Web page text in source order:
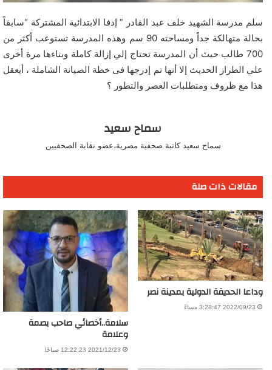
سلم مدرسة الشهيد خلف عبد القادر ” إدفا الابتدائية المشتركة “سابقاً
بحالة متهالكة جداً ومساحته 90 سم وهذه المدرسة تستوعب أكثر من
700 طالب حيث أن المدرسة تحتاج إلي إزالة كاملة وبناءها مرة أخرى
علي الطراز الحديث إلا أنها تم إدرجها فى خطة الصيانة الشاملة ، أيعقل
هذا مع ظروف ومتطلبات العصر والتطور ؟
سماح سعيد
سماح سعيد كاتبة صحفية مصرية،عضو نقابة الصحفيين
مقالات ذات صلة
وداعا الحديقة الدولية بمدينة نصر
2022/09/23 3:28:47 مساءً
سلامة..أخصائي صاحب بصمة
وعلامة
2021/12/23 12:22:23 صباحًا